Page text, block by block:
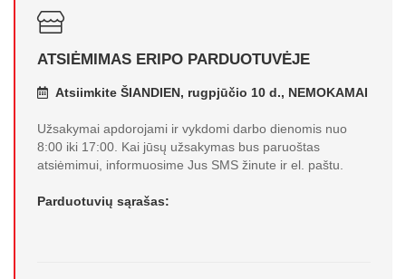
ATSIĖMIMAS ERIPO PARDUOTUVĖJE
Atsiimkite ŠIANDIEN, rugpjūčio 10 d., NEMOKAMAI
Užsakymai apdorojami ir vykdomi darbo dienomis nuo
8:00 iki 17:00. Kai jūsų užsakymas bus paruoštas
atsiėmimui, informuosime Jus SMS žinute ir el. paštu.
Parduotuvių sąrašas: